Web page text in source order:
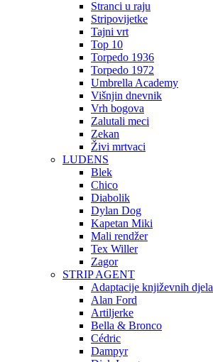
Stranci u raju
Stripovijetke
Tajni vrt
Top 10
Torpedo 1936
Torpedo 1972
Umbrella Academy
Višnjin dnevnik
Vrh bogova
Zalutali meci
Zekan
Živi mrtvaci
LUDENS
Blek
Chico
Diabolik
Dylan Dog
Kapetan Miki
Mali rendžer
Tex Willer
Zagor
STRIP AGENT
Adaptacije književnih djela
Alan Ford
Artiljerke
Bella & Bronco
Cédric
Dampyr